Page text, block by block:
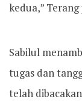
kedua,”
Sabilul
tugas dan
telah